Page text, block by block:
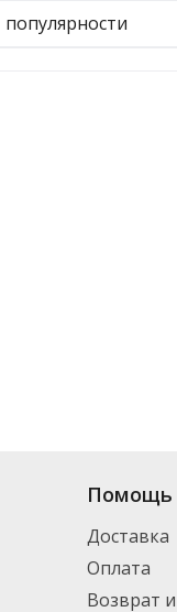
популярности
интернет-магазина
клиентов - скидка,
Помощь
Доставка
Оплата
Возврат